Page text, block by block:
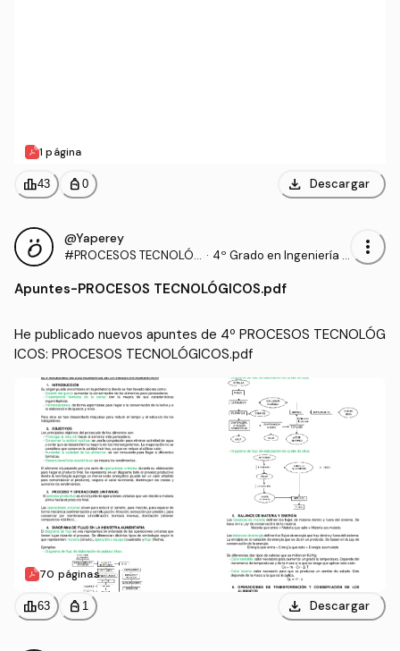
1 página
leaderboard43 personal_bag 0 download Descargar
@Yaperey
#PROCESOS TECNOLÓ
· 4º Grado en Ingeniería A
more_vert
Apuntes-PROCESOS TECNOLÓGICOS.pdf
He publicado nuevos apuntes de 4º PROCESOS TECNOLÓG
ICOS: PROCESOS TECNOLÓGICOS.pdf
70 páginas
leaderboard63 personal_bag 1 download Descargar